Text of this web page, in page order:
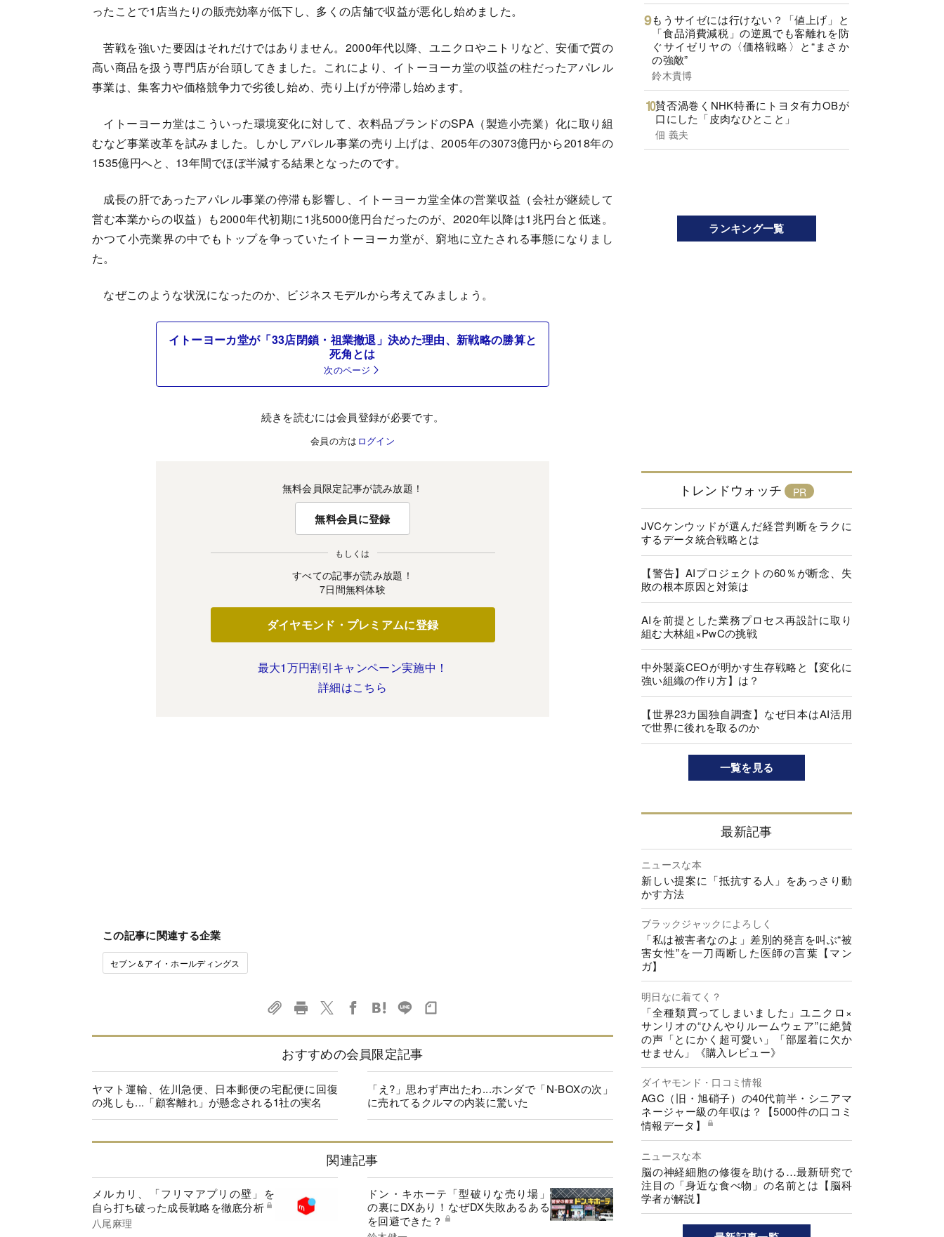
ったことで1店当たりの販売効率が低下し、多くの店舗で収益が悪化し始めました。
苦戦を強いた要因はそれだけではありません。2000年代以降、ユニクロやニトリなど、安価で質の
高い商品を扱う専門店が台頭してきました。これにより、イトーヨーカ堂の収益の柱だったアパレル
事業は、集客力や価格競争力で劣後し始め、売り上げが停滞し始めます。
イトーヨーカ堂はこういった環境変化に対して、衣料品ブランドのSPA（製造小売業）化に取り組
むなど事業改革を試みました。しかしアパレル事業の売り上げは、2005年の3073億円から2018年の
1535億円へと、13年間でほぼ半減する結果となったのです。
成長の肝であったアパレル事業の停滞も影響し、イトーヨーカ堂全体の営業収益（会社が継続して
営む本業からの収益）も2000年代初期に1兆5000億円台だったのが、2020年以降は1兆円台と低迷。
かつて小売業界の中でもトップを争っていたイトーヨーカ堂が、窮地に立たされる事態になりまし
た。
なぜこのような状況になったのか、ビジネスモデルから考えてみましょう。
イトーヨーカ堂が「33店閉鎖・祖業撤退」決めた理由、新戦略の勝算と
死角とは
次のページ
続きを読むには会員登録が必要です。
会員の方は ログイン
無料会員限定記事が読み放題！
無料会員に登録
もしくは
すべての記事が読み放題！
7日間無料体験
ダイヤモンド・プレミアムに登録
最大1万円割引キャンペーン実施中！
詳細はこちら
この記事に関連する企業
セブン＆アイ・ホールディングス
おすすめの会員限定記事
ヤマト運輸、佐川急便、日本郵便の宅配便に回復
の兆しも...「顧客離れ」が懸念される1社の実名
「え?」思わず声出たわ...ホンダで「N-BOXの次」
に売れてるクルマの内装に驚いた
関連記事
メルカリ、「フリマアプリの壁」を
自ら打ち破った成長戦略を徹底分析
八尾麻理
ドン・キホーテ「型破りな売り場」
の裏にDXあり！なぜDX失敗あるある
を回避できた？
もうサイゼには行けない？「値上げ」と
「食品消費減税」の逆風でも客離れを防
ぐサイゼリヤの〈価格戦略〉と“まさか
の強敵”
鈴木貴博
賛否渦巻くNHK特番にトヨタ有力OBが
口にした「皮肉なひとこと」
佃 義夫
ランキング一覧
トレンドウォッチ
JVCケンウッドが選んだ経営判断をラクに
するデータ統合戦略とは
【警告】AIプロジェクトの60％が断念、失
敗の根本原因と対策は
AIを前提とした業務プロセス再設計に取り
組む大林組×PwCの挑戦
中外製薬CEOが明かす生存戦略と【変化に
強い組織の作り方】は？
【世界23カ国独自調査】なぜ日本はAI活用
で世界に後れを取るのか
一覧を見る
最新記事
ニュースな本
新しい提案に「抵抗する人」をあっさり動
かす方法
ブラックジャックによろしく
「私は被害者なのよ」差別的発言を叫ぶ“被
害女性”を一刀両断した医師の言葉【マン
ガ】
明日なに着てく？
「全種類買ってしまいました」ユニクロ×
サンリオの“ひんやりルームウェア”に絶賛
の声「とにかく超可愛い」「部屋着に欠か
せません」《購入レビュー》
ダイヤモンド・口コミ情報
AGC（旧・旭硝子）の40代前半・シニアマ
ネージャー級の年収は？【5000件の口コミ
情報データ】
ニュースな本
脳の神経細胞の修復を助ける…最新研究で
注目の「身近な食べ物」の名前とは【脳科
学者が解説】